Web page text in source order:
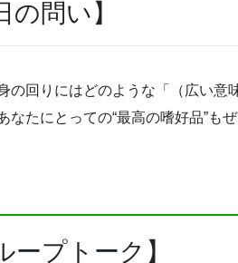
の問い】
の回りにはどのような「（広い意
なたにとっての“最高の嗜好品”も
ープトーク】